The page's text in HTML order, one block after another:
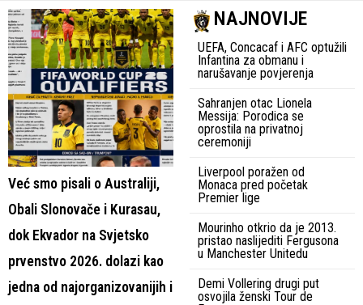
Već smo pisali o Australiji,
Obali Slonovače i Kurasau,
dok Ekvador na Svjetsko
prvenstvo 2026. dolazi kao
jedna od najorganizovanijih i
NAJNOVIJE
UEFA, Concacaf i AFC optužili
Infantina za obmanu i
narušavanje povjerenja
Sahranjen otac Lionela
Messija: Porodica se
oprostila na privatnoj
ceremoniji
Liverpool poražen od
Monaca pred početak
Premier lige
Mourinho otkrio da je 2013.
pristao naslijediti Fergusona
u Manchester Unitedu
Demi Vollering drugi put
osvojila ženski Tour de